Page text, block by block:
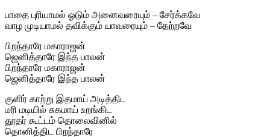
பாதை புரியாமல் ஓடும் அனைவரையும் – சேர்க்கவே
வாழ முடியாமல் தவிக்கும் யாவரையும் – தேற்றவே
பிறந்தாரே மகாராஜன்
ஜெனித்தாரே இந்த பாலன்
பிறந்தாரே மகாராஜன்
ஜெனித்தாரே இந்த பாலன்
குளிர் காற்று இதமாய் அடித்திட
மரி மடியில் சுகமாய் உறங்கிட
தூதர் கூட்டம் தொலைவினில்
தொனித்திட பிறந்தாரே